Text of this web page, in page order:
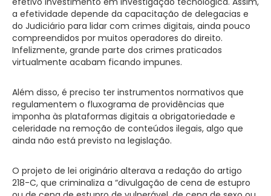
a efetividade depende da capacitação de delegacias e
do Judiciário para lidar com crimes digitais, ainda pouco
compreendidos por muitos operadores do direito.
Infelizmente, grande parte dos crimes praticados
virtualmente acabam ficando impunes.
Além disso, é preciso ter instrumentos normativos que
regulamentem o fluxograma de providências que
imponha às plataformas digitais a obrigatoriedade e
celeridade na remoção de conteúdos ilegais, algo que
ainda não está previsto na legislação.
O projeto de lei originário alterava a redação do artigo
218-C, que criminaliza a “divulgação de cena de estupro